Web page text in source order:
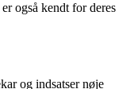
også kendt for deres
og indsatser nøje